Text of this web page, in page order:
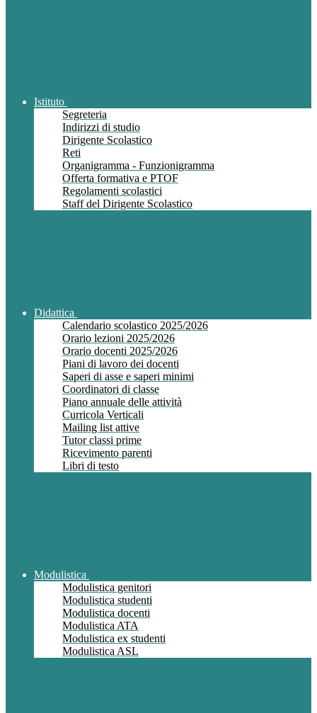
Istituto
Segreteria
Indirizzi di studio
Dirigente Scolastico
Reti
Organigramma - Funzionigramma
Offerta formativa e PTOF
Regolamenti scolastici
Staff del Dirigente Scolastico
Didattica
Calendario scolastico 2025/2026
Orario lezioni 2025/2026
Orario docenti 2025/2026
Piani di lavoro dei docenti
Saperi di asse e saperi minimi
Coordinatori di classe
Piano annuale delle attività
Curricola Verticali
Mailing list attive
Tutor classi prime
Ricevimento parenti
Libri di testo
Modulistica
Modulistica genitori
Modulistica studenti
Modulistica docenti
Modulistica ATA
Modulistica ex studenti
Modulistica ASL